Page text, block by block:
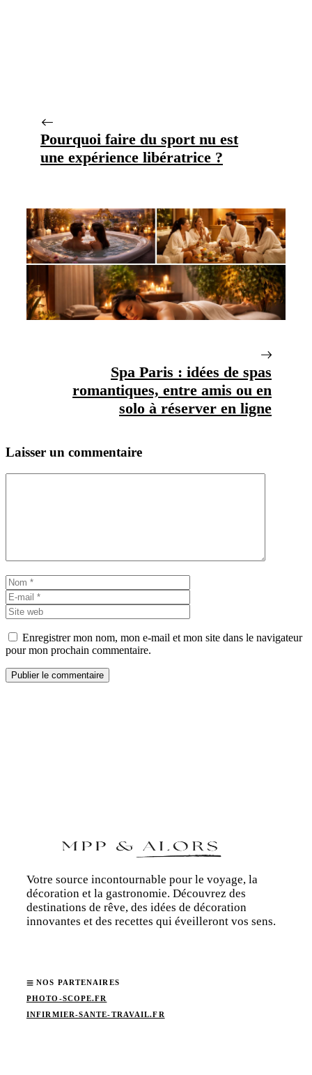
Pourquoi faire du sport nu est
une expérience libératrice ?
Spa Paris : idées de spas
romantiques, entre amis ou en
solo à réserver en ligne
Laisser un commentaire
Nom
mail
web
Enregistrer mon nom, mon e-mail et mon site dans le navigateur
pour mon prochain commentaire.
Votre source incontournable pour le voyage, la
décoration et la gastronomie. Découvrez des
destinations de rêve, des idées de décoration
innovantes et des recettes qui éveilleront vos sens.
NOS PARTENAIRES
PHOTO-SCOPE.FR
INFIRMIER-SANTE-TRAVAIL.FR